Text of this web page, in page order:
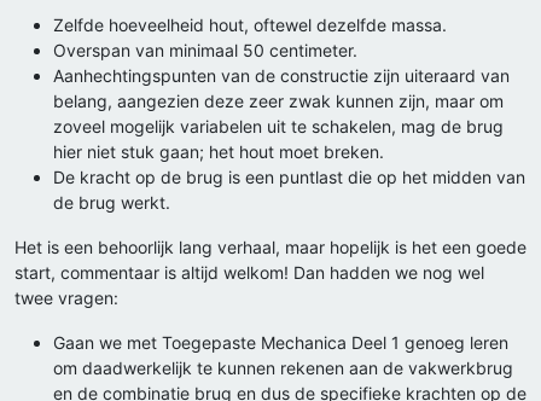
Zelfde hoeveelheid hout, oftewel dezelfde massa.
Overspan van minimaal 50 centimeter.
Aanhechtingspunten van de constructie zijn uiteraard van
belang, aangezien deze zeer zwak kunnen zijn, maar om
zoveel mogelijk variabelen uit te schakelen, mag de brug
hier niet stuk gaan; het hout moet breken.
De kracht op de brug is een puntlast die op het midden van
de brug werkt.
Het is een behoorlijk lang verhaal, maar hopelijk is het een goede
start, commentaar is altijd welkom! Dan hadden we nog wel
twee vragen:
Gaan we met Toegepaste Mechanica Deel 1 genoeg leren
om daadwerkelijk te kunnen rekenen aan de vakwerkbrug
en de combinatie brug en dus de specifieke krachten op de